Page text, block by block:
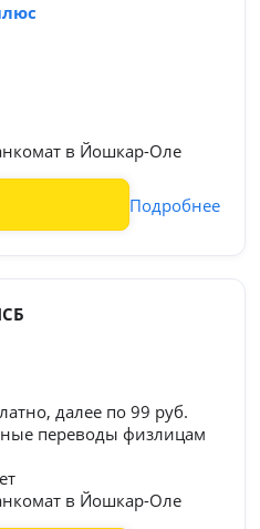
в Йошкар-Оле
Подробнее
далее по 99 руб.
переводы физлицам
в Йошкар-Оле